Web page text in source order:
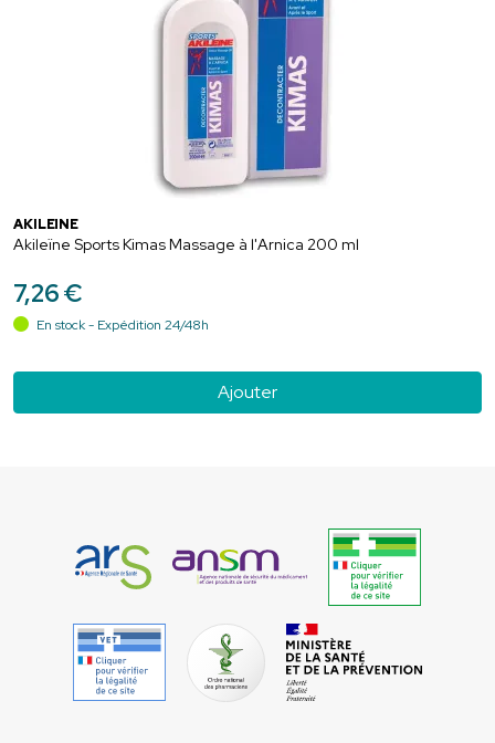
AKILEÏNE
Akileïne Sports Kimas Massage à l'Arnica 200 ml
7,26€
En stock - Expédition 24/48h
Ajouter